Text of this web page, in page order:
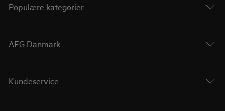
Populære kategorier
AEG Danmark
Kundeservice